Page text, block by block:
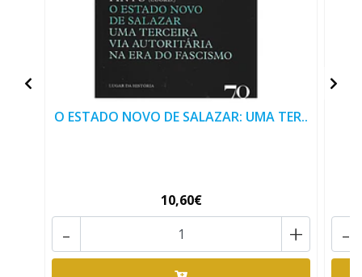
O ESTADO NOVO DE SALAZAR: UMA TER..
10,60€
+
- -